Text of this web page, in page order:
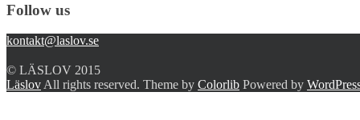
Follow us
kontakt@laslov.se
© LÄSLOV 2015
Läslov All rights reserved. Theme by Colorlib Powered by